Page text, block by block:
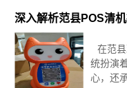
申请到
深入解析范县POS清
在范
统扮演
心，还